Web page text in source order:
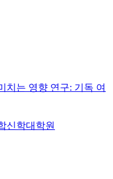
치는 영향 연구: 기독 여
신학대학원